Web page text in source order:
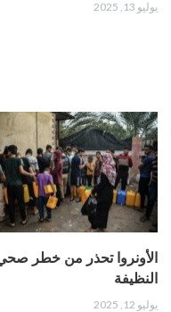
يوليو 13, 2025
الأونروا تحذر من خطر
النظيفة
يوليو 12, 2025